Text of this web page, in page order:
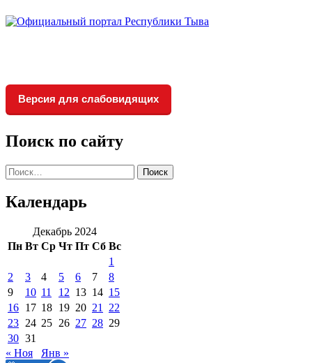
Версия для слабовидящих
Поиск по сайту
Найти:
Календарь
Декабрь 2024
Пн Вт Ср Чт Пт Сб Вс
1
2
3 4 5 6 7
8
9
10 11 12 13 14 15
16 17 18 19 20 21
22
23 24 25 26 27 28 29
30 31
« Ноя
Янв »